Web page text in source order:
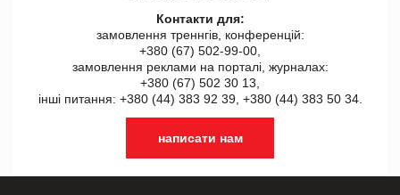
Контакти для:
замовлення треннгів, конференцій:
+380 (67) 502-99-00,
замовлення реклами на порталі, журналах:
+380 (67) 502 30 13,
інші питання: +380 (44) 383 92 39, +380 (44) 383 50 34.
написати нам